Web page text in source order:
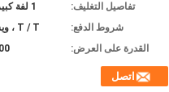
تفاصيل التغليف:
1 لفة كبيرة معبأة في 1 كرتون
شروط الدفع:
T / T ، ويسترن يونيون ، L / C.
القدرة على العرض:
8000
اتصل